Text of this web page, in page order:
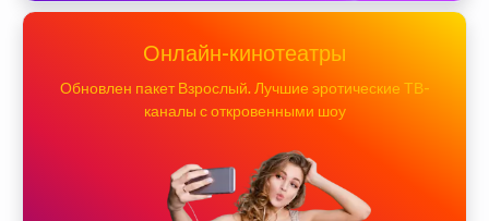
Онлайн-кинотеатры
Обновлен пакет Взрослый. Лучшие эротические ТВ-
каналы с откровенными шоу